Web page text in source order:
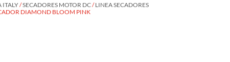
ITALY/SECADORES MOTOR DC/LINEA SECADORES
DIAMOND BLOOM PINK